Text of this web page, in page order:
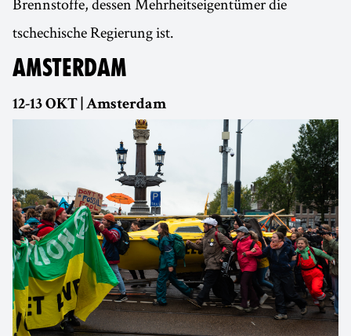
tschechische Regierung ist.
AMSTERDAM
12-13 OKT | Amsterdam